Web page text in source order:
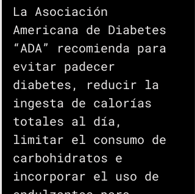
La Asociación
Americana de Diabetes
“ADA” recomienda para
evitar padecer
diabetes, reducir la
ingesta de calorías
totales al día,
limitar el consumo de
carbohidratos e
incorporar el uso de